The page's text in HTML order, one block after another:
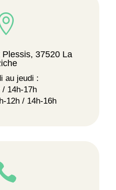
37520 La
au jeudi :
/ 14h-17h
12h / 14h-16h